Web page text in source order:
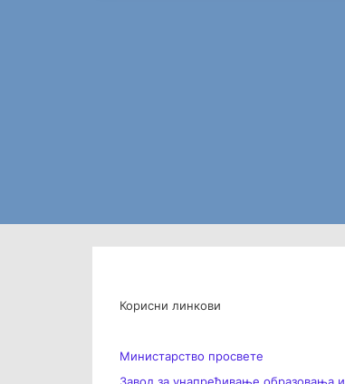
Корисни линкови
Министарство просвете